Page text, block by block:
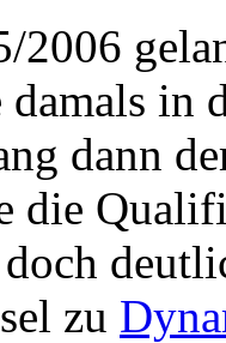
2006
damals in
dann
die
zu